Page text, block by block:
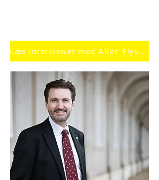
Læs interviewet med Allan Flyvbjerg her